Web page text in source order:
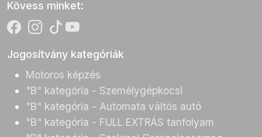
Kövess minket:
Jogosítvány kategóriák
Motoros képzés
"B" kategória - Személygépkocsi
"B" kategória - Automata váltós autó
"B" kategória - FULL EXTRÁS tanfolyam